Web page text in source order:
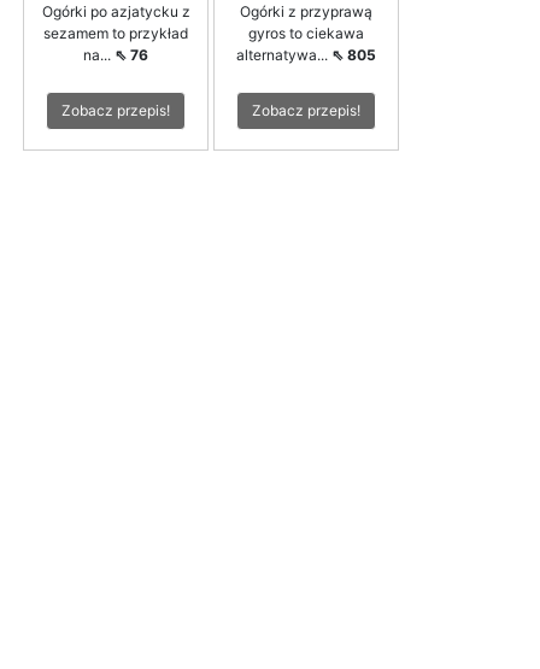
Ogórki po azjatycku z
sezamem to przykład
na... ⇖ 76
Zobacz przepis!
Ogórki z przyprawą
gyros to ciekawa
alternatywa... ⇖ 805
Zobacz przepis!